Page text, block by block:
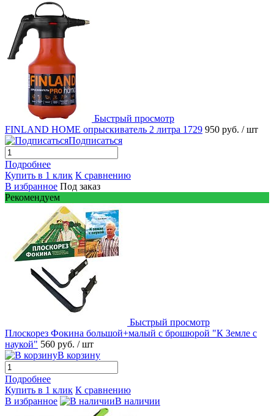
Быстрый просмотр
FINLAND HOME опрыскиватель 2 литра 1729 950 руб. / шт
Подписаться
Подробнее
Купить в 1 клик К сравнению
В избранное Под заказ
Рекомендуем
Быстрый просмотр
Плоскорез Фокина большой+малый с брошюрой "К Земле с
наукой" 560 руб. / шт
В корзину
Подробнее
Купить в 1 клик К сравнению
В избранное
В наличии